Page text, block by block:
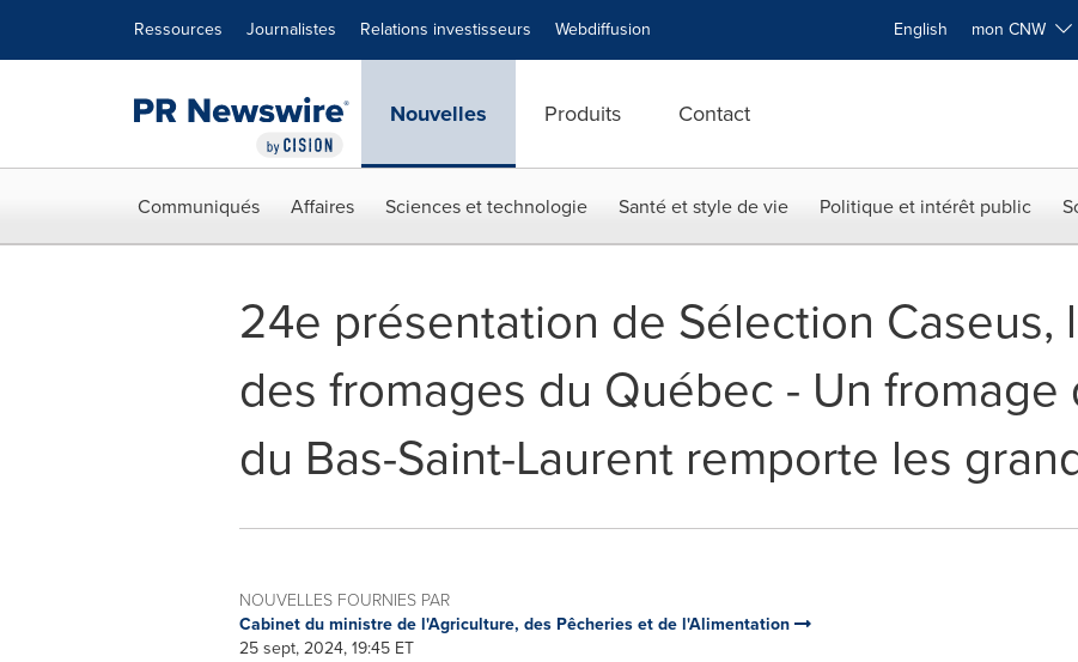
Ressources Journalistes Relations investisseurs Webdiffusion English mon CNW
Nouvelles Produits Contact
Communiqués Affaires Sciences et technologie Santé et style de vie Politique et intérêt public
24e présentation de Sélection Caseus,
des fromages du Québec - Un fromage
du Bas-Saint-Laurent remporte les
NOUVELLES FOURNIES PAR
Cabinet du ministre de l'Agriculture, des Pêcheries et de l'Alimentation
25 sept, 2024, 19:45 ET